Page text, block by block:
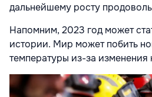
дальнейшему росту
Напомним, 2023 год может
истории. Мир может побить
температуры из-за изменения